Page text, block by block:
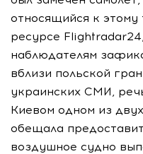
относящийся к
ресурсе
наблюдателям
вблизи польской
украинских СМИ,
Киевом одном из
обещала
воздушное судно